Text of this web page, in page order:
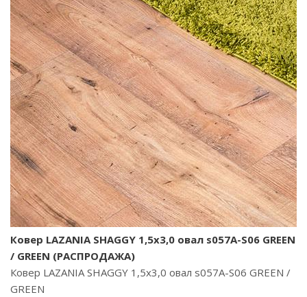
Ковер LAZANIA SHAGGY 1,5х3,0 овал s057A-S06 GREEN
/ GREEN (РАСПРОДАЖА)
Ковер LAZANIA SHAGGY 1,5х3,0 овал s057A-S06 GREEN /
GREEN